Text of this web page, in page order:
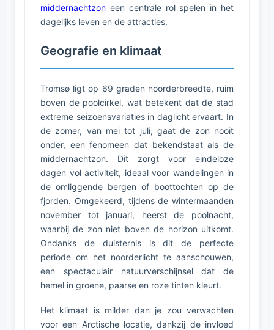
middernachtzon een centrale rol spelen in het
dagelijks leven en de attracties.
Geografie en klimaat
Tromsø ligt op 69 graden noorderbreedte, ruim
boven de poolcirkel, wat betekent dat de stad
extreme seizoensvariaties in daglicht ervaart. In
de zomer, van mei tot juli, gaat de zon nooit
onder, een fenomeen dat bekendstaat als de
middernachtzon. Dit zorgt voor eindeloze
dagen vol activiteit, ideaal voor wandelingen in
de omliggende bergen of boottochten op de
fjorden. Omgekeerd, tijdens de wintermaanden
november tot januari, heerst de poolnacht,
waarbij de zon niet boven de horizon uitkomt.
Ondanks de duisternis is dit de perfecte
periode om het noorderlicht te aanschouwen,
een spectaculair natuurverschijnsel dat de
hemel in groene, paarse en roze tinten kleurt.
Het klimaat is milder dan je zou verwachten
voor een Arctische locatie, dankzij de invloed